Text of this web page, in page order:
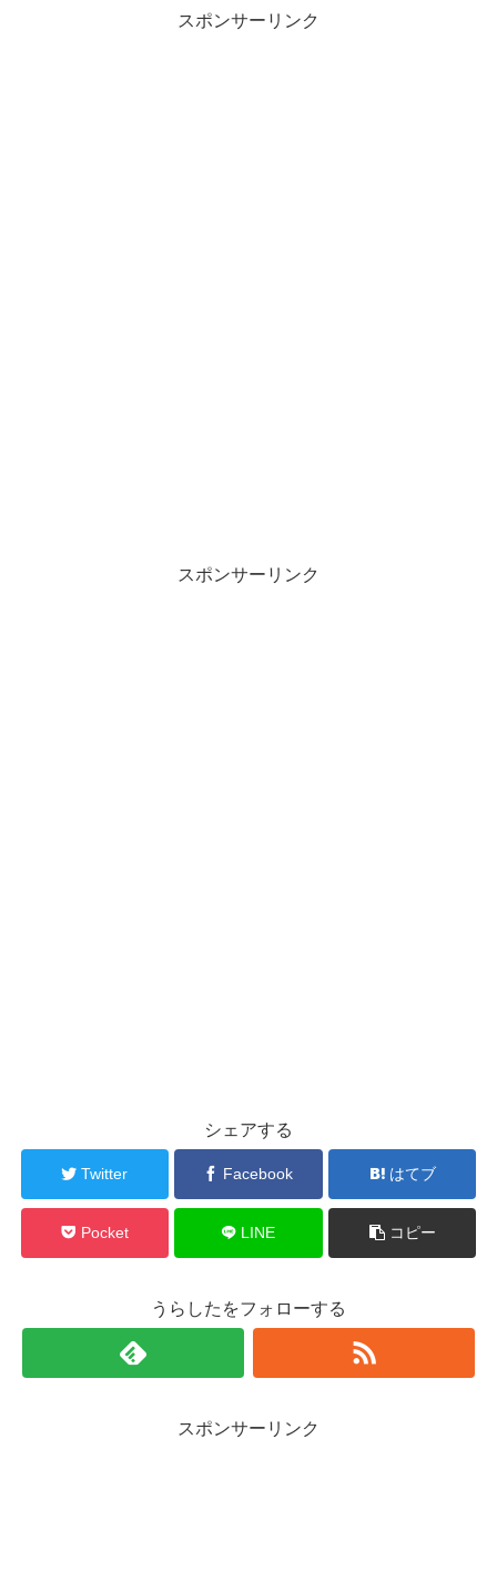
スポンサーリンク
スポンサーリンク
シェアする
Twitter Facebook はてブ
Pocket LINE コピー
うらしたをフォローする
スポンサーリンク